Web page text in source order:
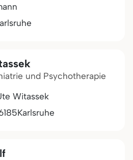
und Psychotherapie
Witassek
Karlsruhe